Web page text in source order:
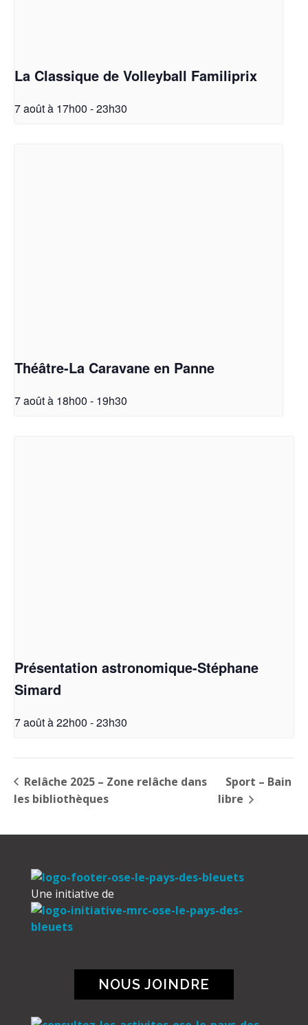
La Classique de Volleyball Familiprix
7 août à 17h00 -23h30
Théâtre-La Caravane en Panne
7 août à 18h00 - 19h30
Présentation astronomique-Stéphane
Simard
7 août à 22h00 -23h30
Relâche 2025 – Zone relâche dans
les bibliothèques
Sport – Bain
libre
Une initiative de
NOUS JOINDRE